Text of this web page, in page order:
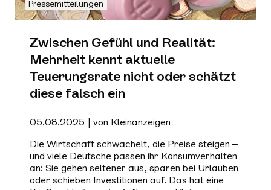
Zwischen Gefühl und Realität:
Mehrheit kennt aktuelle
Teuerungsrate nicht oder schätzt
diese falsch ein
05.08.2025 | von Kleinanzeigen
Die Wirtschaft schwächelt, die Preise steigen –
und viele Deutsche passen ihr Konsumverhalten
an: Sie gehen seltener aus, sparen bei Urlauben
oder schieben Investitionen auf. Das hat eine
Pressemitteilungen